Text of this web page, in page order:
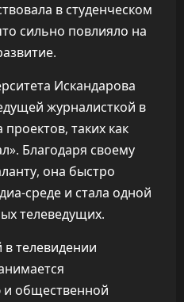
в студенческом
сильно повлияло на
Искандарова
журналисткой в
таких как
Благодаря своему
она быстро
среде и стала одной
телеведущих.
телевидении
и общественной